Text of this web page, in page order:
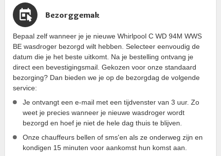
Bezorggemak
Bepaal zelf wanneer je je nieuwe Whirlpool C WD 94M WWS
BE wasdroger bezorgd wilt hebben. Selecteer eenvoudig de
datum die je het beste uitkomt. Na je bestelling ontvang je
direct een bevestigingsmail. Gekozen voor onze standaard
bezorging? Dan bieden we je op de bezorgdag de volgende
service:
Je ontvangt een e-mail met een tijdvenster van 3 uur. Zo
weet je precies wanneer je nieuwe wasdroger wordt
bezorgd en hoef je niet de hele dag thuis te blijven.
Onze chauffeurs bellen of sms'en als ze onderweg zijn en
kondigen 15 minuten voor aankomst hun komst aan.